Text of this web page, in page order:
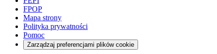
FPOP
Mapa strony
Polityka prywatności
Pomoc
Zarządzaj preferencjami plików cookie